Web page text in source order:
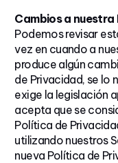
Cambios a
Podemos revisar
vez en cuando a
produce algún
de Privacidad, se
exige la legislación
acepta que se
Política de
utilizando nuestros
nueva Política de